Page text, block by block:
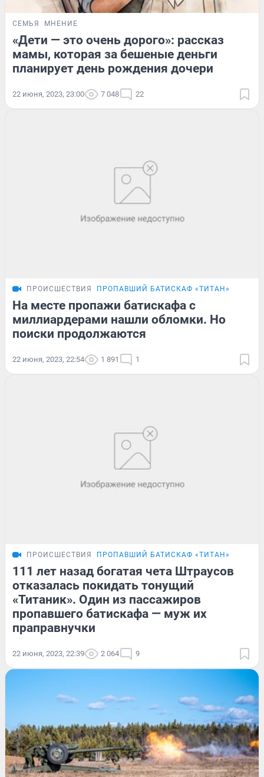
СЕМЬЯ МНЕНИЕ
«Дети — это очень дорого»: рассказ
мамы, которая за бешеные деньги
планирует день рождения дочери
22 июня, 2023, 23:00 7 048 22
ПРОИСШЕСТВИЯ ПРОПАВШИЙ БАТИСКАФ «ТИТАН»
На месте пропажи батискафа с
миллиардерами нашли обломки. Но
поиски продолжаются
22 июня, 2023, 22:54 1 891 1
ПРОИСШЕСТВИЯ ПРОПАВШИЙ БАТИСКАФ «ТИТАН»
111 лет назад богатая чета Штраусов
отказалась покидать тонущий
«Титаник». Один из пассажиров
пропавшего батискафа — муж их
праправнучки
22 июня, 2023, 22:39 2 064 9